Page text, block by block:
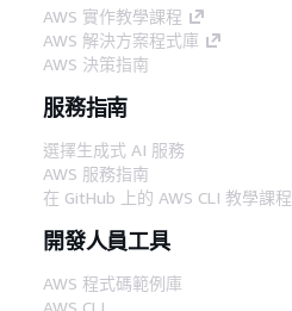
AWS 實作教學課程
AWS 解決方案程式庫
AWS 決策指南
服務指南
選擇生成式 AI 服務
AWS 服務指南
在 GitHub 上的 AWS CLI 教學課程
開發人員工具
AWS 程式碼範例庫
AWS CLI